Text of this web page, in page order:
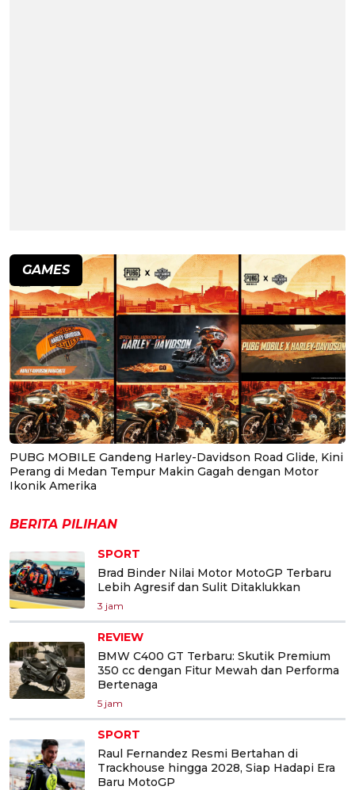
GAMES
PUBG MOBILE Gandeng Harley-Davidson Road Glide, Kini
Perang di Medan Tempur Makin Gagah dengan Motor
Ikonik Amerika
BERITA PILIHAN
SPORT
Brad Binder Nilai Motor MotoGP Terbaru
Lebih Agresif dan Sulit Ditaklukkan
3 jam
REVIEW
BMW C400 GT Terbaru: Skutik Premium
350 cc dengan Fitur Mewah dan Performa
Bertenaga
5 jam
SPORT
Raul Fernandez Resmi Bertahan di
Trackhouse hingga 2028, Siap Hadapi Era
Baru MotoGP